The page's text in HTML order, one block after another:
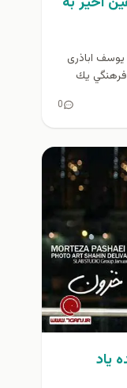
یوسف اباذری
يك
0
ياد